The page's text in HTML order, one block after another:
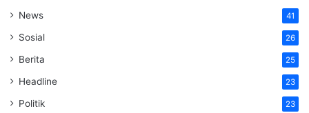
News 41
Sosial 26
Berita 25
Headline 23
Politik 23